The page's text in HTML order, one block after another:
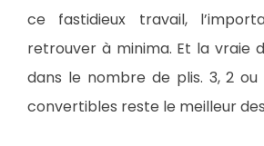
ce fastidieux travail,
retrouver à minima. Et la vraie
dans le nombre de plis. 3, 2 ou
convertibles reste le meilleur